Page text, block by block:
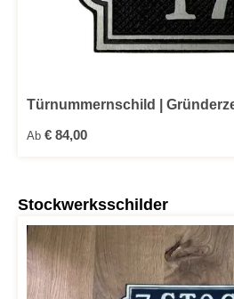
Türnummernschild |
Regulärer Preis:
Ab€ 84,00
Produktgalerie überspringen
Stockwerksschilder